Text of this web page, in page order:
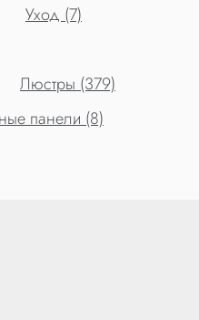
Уход (7)
Люстры (379)
панели (8)